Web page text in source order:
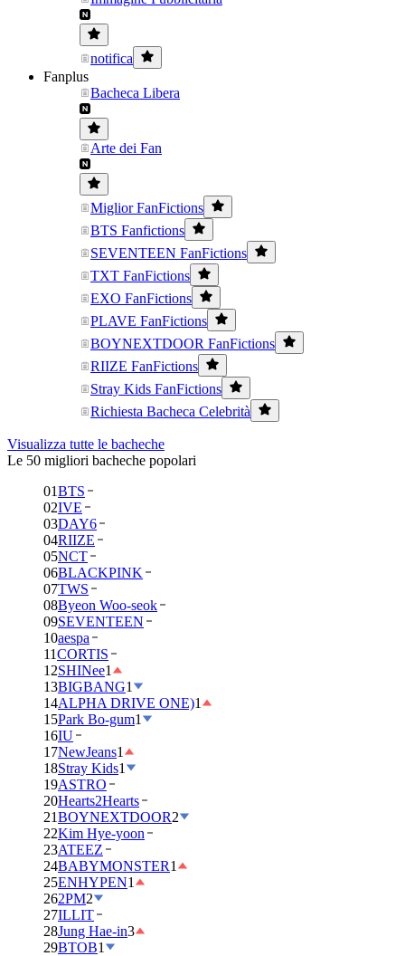
notifica
Fanplus
Bacheca Libera
Arte dei Fan
Miglior FanFictions
BTS Fanfictions
SEVENTEEN FanFictions
TXT FanFictions
EXO FanFictions
PLAVE FanFictions
BOYNEXTDOOR FanFictions
RIIZE FanFictions
Stray Kids FanFictions
Richiesta Bacheca Celebrità
Visualizza tutte le bacheche
Le 50 migliori bacheche popolari
01BTS
02IVE
03DAY6
04RIIZE
05NCT
06BLACKPINK
07TWS
08Byeon Woo-seok
09SEVENTEEN
10aespa
11CORTIS
12SHINee1
13BIGBANG1
14ALPHA DRIVE ONE)1
15Park Bo-gum1
16IU
17NewJeans1
18Stray Kids1
19ASTRO
20Hearts2Hearts
21BOYNEXTDOOR2
22Kim Hye-yoon
23ATEEZ
24BABYMONSTER1
25ENHYPEN1
262PM2
27ILLIT
28Jung Hae-in3
29BTOB1